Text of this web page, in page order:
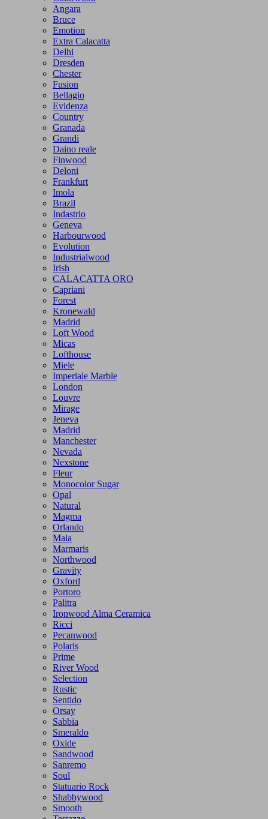
Angara
Bruce
Emotion
Extra Calacatta
Delhi
Dresden
Chester
Fusion
Bellagio
Evidenza
Country
Granada
Grandi
Daino reale
Finwood
Deloni
Frankfurt
Imola
Brazil
Indastrio
Geneva
Harbourwood
Evolution
Industrialwood
Irish
CALACATTA ORO
Capriani
Forest
Kronewald
Madrid
Loft Wood
Micas
Lofthouse
Miele
Imperiale Marble
London
Louvre
Mirage
Jeneva
Madrid
Manchester
Nevada
Nexstone
Fleur
Monocolor Sugar
Opal
Natural
Magma
Orlando
Maia
Marmaris
Northwood
Gravity
Oxford
Portoro
Palitra
Ironwood Alma Ceramica
Ricci
Pecanwood
Polaris
Prime
River Wood
Selection
Rustic
Sentido
Orsay
Sabbia
Smeraldo
Oxide
Sandwood
Sanremo
Soul
Statuario Rock
Shabbywood
Smooth